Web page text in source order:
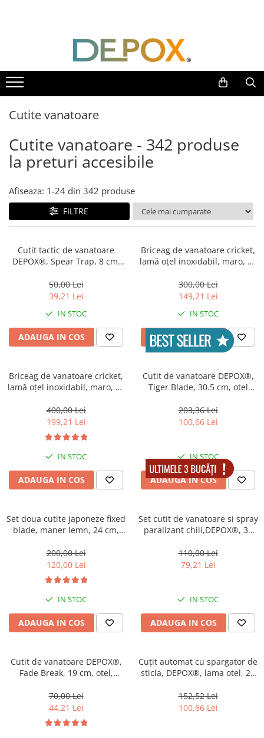
Toate Produsele
SPORT & TIMP LIBER
AUTOAPARARE
Pumnaluri si boxuri
Bastoane telescopice si nunceaguri
Catuse
Spray autoaparare
Seturi & accesorii autoaparare
VANATOARE, DRUMETII & CAMPING
Cutite vanatoare
Bricege
Sabii & Macete
Accesorii tactice si sport
Accesori camping & drumetii
Topor camping
Seturi de cutite & accesorii
vanatoare si tactice
Prastii profesionale de vanatoare
Rucsacuri si huse
Arme sporturi de precizie
ARTICOLE SUPORTERI
SPORTURI DE ECHIPA
Baseball
UNIVERSUL COPIILOR
Accesorii costume copii
Plusuri roblox, rainbow friend
doors & stitch
Gaming, Carti & Birotica
Costume spiderman
Accesorii decorative
Cutite vanatoare
Cutite vanatoare - 342 produse
la preturi accesibile
Afiseaza: 1-24 din 342 produse
FILTRE
Cutit tactic de vanatoare
DEPOX®, Spear Trap, 8 cm,
curea
50,00 Lei
39,21 Lei
IN STOC
ADAUGA IN COS
Briceag de vanatoare cricket,
lamă oțel inoxidabil, maro, 38
300,00 Lei
149,21 Lei
IN STOC
ADAUGA IN COS
Briceag de vanatoare cricket,
lamă oțel inoxidabil, maro, 50
400,00 Lei
199,21 Lei
IN STOC
ADAUGA IN COS
Cutit de vanatoare DEPOX®,
Tiger Blade, 30.5 cm, otel
inclusa
203,36 Lei
100,66 Lei
IN STOC
ADAUGA IN COS
Set doua cutite japoneze fixed
blade, maner lemn, 24 cm,
200,00 Lei
120,00 Lei
IN STOC
ADAUGA IN COS
Set cutit de vanatoare si spray
paralizant chili,DEPOX®, 31
110,00 Lei
79,21 Lei
IN STOC
ADAUGA IN COS
Cutit de vanatoare DEPOX®,
Fade Break, 19 cm, otel,
70,00 Lei
44,21 Lei
Cuțit automat cu spargator de
sticla, DEPOX®, lama otel, 23
152,52 Lei
100,66 Lei